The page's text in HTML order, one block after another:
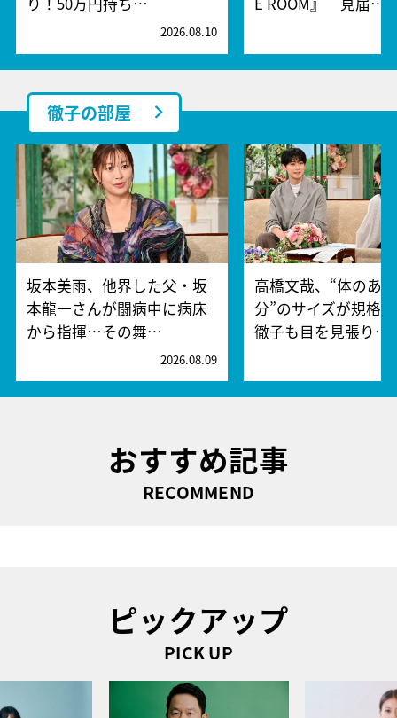
2026.08.10
徹子の部屋
坂本美雨、他界した父・坂
本龍一さんが闘病中に病床
から指揮…その舞…
2026.08.09
高橋文哉、“体のあ
分”のサイズが規格
徹子も目を見張り…
おすすめ記事
RECOMMEND
ピックアップ
PICK UP